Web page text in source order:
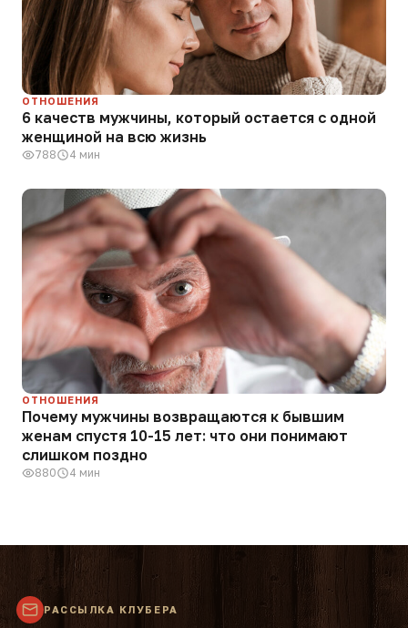
ОТНОШЕНИЯ
6 качеств мужчины, который остается с одной
женщиной на всю жизнь
788 4 мин
ОТНОШЕНИЯ
Почему мужчины возвращаются к бывшим
женам спустя 10-15 лет: что они понимают
слишком поздно
880 4 мин
РАССЫЛКА КЛУБЕРА